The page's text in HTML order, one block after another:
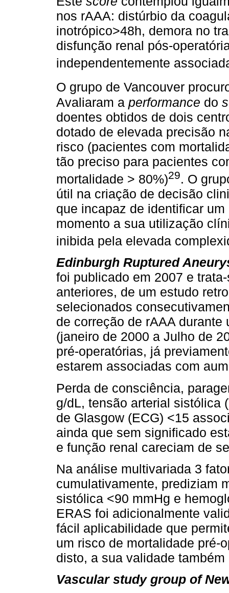
nos rAAA: distúrbio da
inotrópico>48h, demora no
disfunção renal pós-
independentemente
O grupo de Vancouver
Avaliaram a performance do
doentes obtidos de dois
dotado de elevada precisão
risco (pacientes com
tão preciso para pacientes
mortalidade > 80%)29. O
útil na criação de decisão
que incapaz de identificar
momento a sua utilização
inibida pela elevada
Edinburgh Ruptured
foi publicado em 2007 e
anteriores, de um estudo
selecionados
de correção de rAAA
(janeiro de 2000 a Julho de
pré-operatórias, já
estarem associadas com
Perda de consciência,
g/dL, tensão arterial sistólica
de Glasgow (ECG) <15
ainda que sem significado
e função renal careciam de
Na análise multivariada 3
cumulativamente, prediziam
sistólica <90 mmHg e
ERAS foi adicionalmente
fácil aplicabilidade que
um risco de mortalidade pré-
disto, a sua validade
Vascular study group of